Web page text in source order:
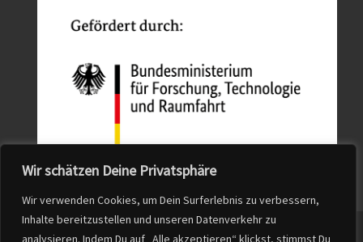
Wir schätzen Deine Privatsphäre
Wir verwenden Cookies, um Dein Surferlebnis zu verbessern,
Inhalte bereitzustellen und unseren Datenverkehr zu
analysieren. Indem Du auf „Alle akzeptieren“ klickst, stimmst Du
© 2026QuFabLab– Alle Rechte vorbehalten